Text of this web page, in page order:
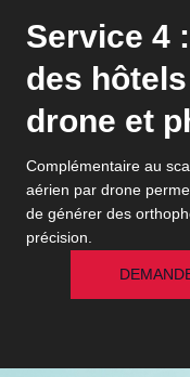
Service 4
des
drone et
Complémentaire au
aérien par drone
de générer des
précision.